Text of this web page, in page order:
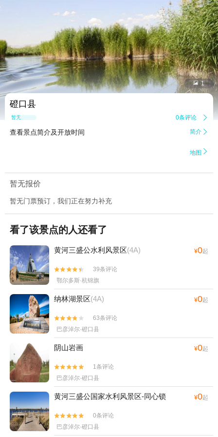
 1
磴口县
暂无点评 0条评论 
查看景点简介及开放时间 简介 
地图 
暂无报价
暂无门票预订，我们正在努力补充
看了该景点的人还看了
黄河三盛公水利风景区(4A) ¥0起


39条评论
鄂尔多斯·杭锦旗
纳林湖景区(4A) ¥0起


63条评论
巴彦淖尔·磴口县
阴山岩画 ¥0起


1条评论
巴彦淖尔·磴口县
黄河三盛公国家水利风景区-同心锁 ¥0起


0条评论
巴彦淖尔·磴口县